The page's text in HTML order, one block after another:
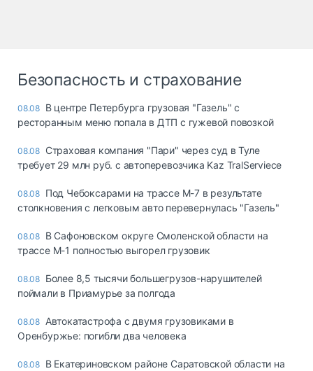
Безопасность и страхование
08.08 В центре Петербурга грузовая "Газель" с
ресторанным меню попала в ДТП с гужевой повозкой
08.08 Страховая компания "Пари" через суд в Туле
требует 29 млн руб. с автоперевозчика Kaz TralServiece
08.08 Под Чебоксарами на трассе М-7 в результате
столкновения с легковым авто перевернулась "Газель"
08.08 В Сафоновском округе Смоленской области на
трассе М-1 полностью выгорел грузовик
08.08 Более 8,5 тысячи большегрузов-нарушителей
поймали в Приамурье за полгода
08.08 Автокатастрофа с двумя грузовиками в
Оренбуржье: погибли два человека
08.08 В Екатериновском районе Саратовской области на